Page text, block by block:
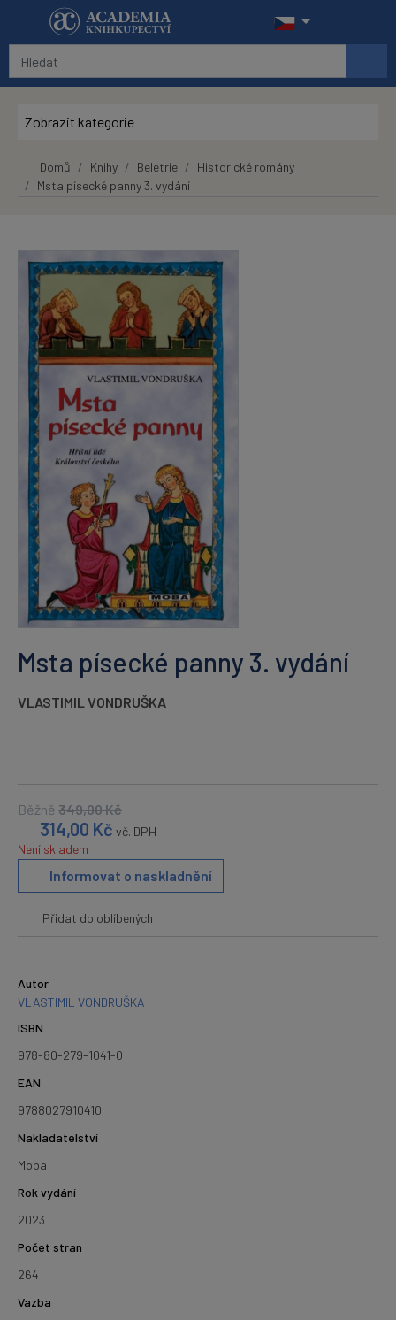
Přeskočit na hlavní obsah
Zobrazit kategorie
Domů Knihy Beletrie
Historické romány
Msta písecké panny 3. vydání
Msta písecké panny 3. vydání
VLASTIMIL VONDRUŠKA
Běžně 349,00Kč
314,00 Kč vč. DPH
Není skladem
Informovat o naskladnění
Přidat do oblíbených
Autor
VLASTIMIL VONDRUŠKA
ISBN
978-80-279-1041-0
EAN
9788027910410
Nakladatelství
Moba
Rok vydání
2023
Počet stran
264
Vazba